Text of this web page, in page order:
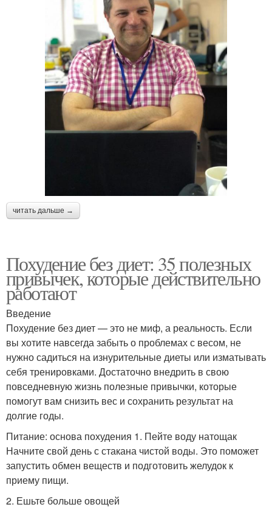
читать дальше →
Похудение без диет: 35 полезных
привычек, которые действительно
работают
Введение
Похудение без диет — это не миф, а реальность. Если
вы хотите навсегда забыть о проблемах с весом, не
нужно садиться на изнурительные диеты или изматывать
себя тренировками. Достаточно внедрить в свою
повседневную жизнь полезные привычки, которые
помогут вам снизить вес и сохранить результат на
долгие годы.
Питание: основа похудения 1. Пейте воду натощак
Начните свой день с стакана чистой воды. Это поможет
запустить обмен веществ и подготовить желудок к
приему пищи.
2. Ешьте больше овощей